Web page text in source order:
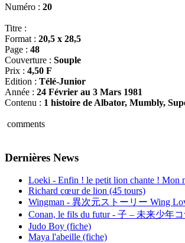
Numéro : 20
Titre :
Format : 20,5 x 28,5
Page : 48
Couverture : Souple
Prix : 4,50 F
Edition : Télé-Junior
Année : 24 Février au 3 Mars 1981
Contenu : 1 histoire de Albator, Mumbly,
comments
Dernières News
Loeki - Enfin ! le petit lion chante ! Mon
Richard cœur de lion (45 tours)
Wingman - 異次元ストーリー Wing
Conan, le fils du futur - 子 – 未来少年
Judo Boy (fiche)
Maya l'abeille (fiche)